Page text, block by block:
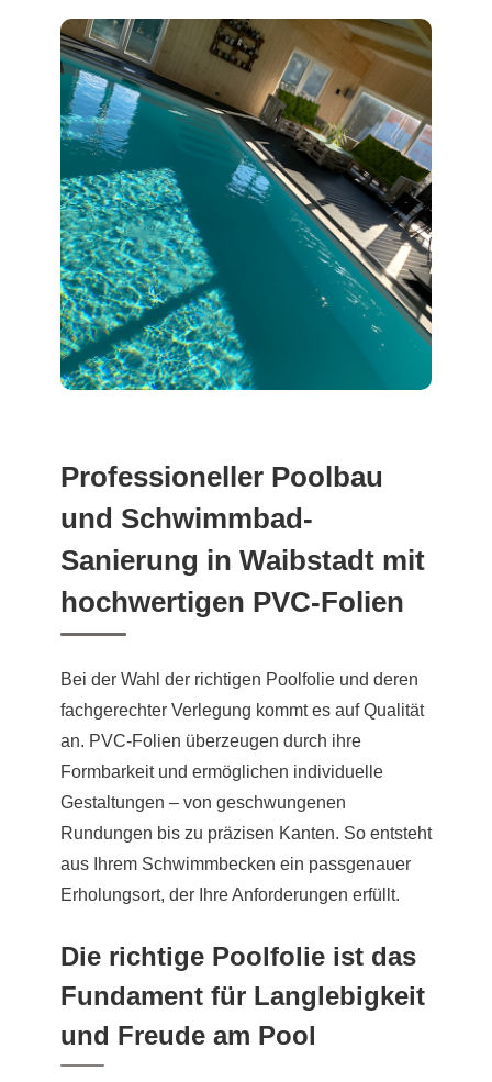
Professioneller Poolbau
und Schwimmbad-
Sanierung in Waibstadt mit
hochwertigen PVC-Folien
Bei der Wahl der richtigen Poolfolie und deren
fachgerechter Verlegung kommt es auf Qualität
an. PVC-Folien überzeugen durch ihre
Formbarkeit und ermöglichen individuelle
Gestaltungen – von geschwungenen
Rundungen bis zu präzisen Kanten. So entsteht
aus Ihrem Schwimmbecken ein passgenauer
Erholungsort, der Ihre Anforderungen erfüllt.
Die richtige Poolfolie ist das
Fundament für Langlebigkeit
und Freude am Pool